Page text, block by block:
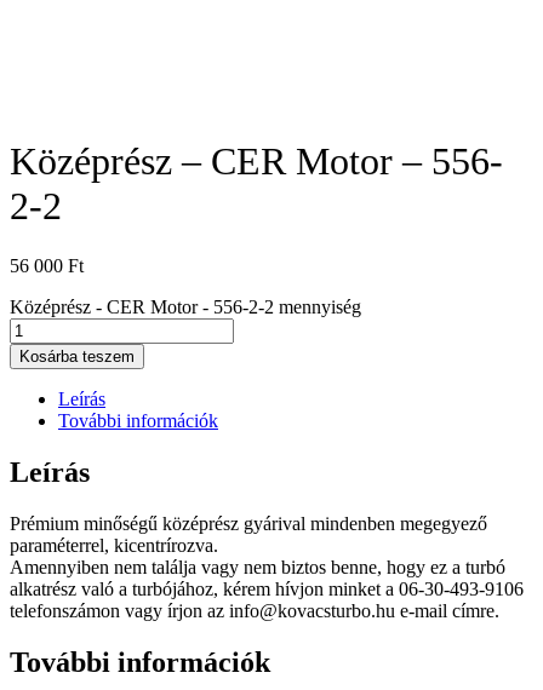
Középrész – CER Motor – 556-
2-2
56 000 Ft
Középrész - CER Motor - 556-2-2 mennyiség
Kosárba teszem
Leírás
További információk
Leírás
Prémium minőségű középrész gyárival mindenben megegyező
paraméterrel, kicentrírozva.
Amennyiben nem találja vagy nem biztos benne, hogy ez a turbó
alkatrész való a turbójához, kérem hívjon minket a 06-30-493-9106
telefonszámon vagy írjon az info@kovacsturbo.hu e-mail címre.
További információk